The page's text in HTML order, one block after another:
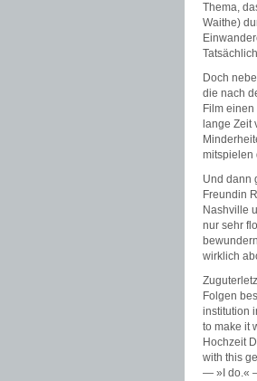
Thema,
Waithe)
Doch
die nach
Film
lange Zeit
mitspielen
Und dann
Freundin
Nashville
nur sehr
wirklich
Folgen
institution
to make it
Hochzeit
with this
— »I do.«